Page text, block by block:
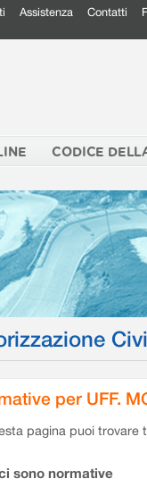
Assistenza Contatti
CODICE
per UFF.
pagina puoi
sono normative